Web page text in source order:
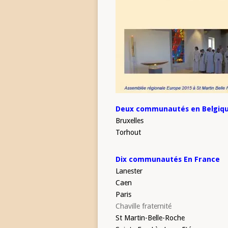
Deux communautés en
Bruxelles
Torhout
Dix communautés En France
Lanester
Caen
Paris
Chaville fraternité
St Martin-Belle-Roche